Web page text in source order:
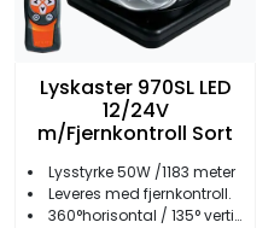
Lyskaster 970SL LED
12/24V
m/Fjernkontroll Sort
Lysstyrke 50W /1183 meter
Leveres med fjernkontroll.
360°horisontal / 135° vertikal bevegelse